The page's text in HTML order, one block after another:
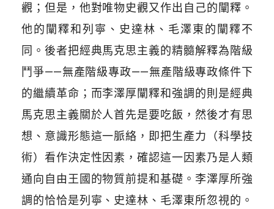
觀；但是，他對唯物史觀又作出自己的闡釋。
他的闡釋和列寧、史達林、毛澤東的闡釋不
同。後者把經典馬克思主義的精髓解釋為階級
鬥爭——無產階級專政——無產階級專政條件下
的繼續革命；而李澤厚闡釋和強調的則是經典
馬克思主義關於人首先是要吃飯，然後才有思
想、意識形態這一脈絡，即把生產力（科學技
術）看作決定性因素，確認這一因素乃是人類
通向自由王國的物質前提和基礎。李澤厚所強
調的恰恰是列寧、史達林、毛澤東所忽視的。